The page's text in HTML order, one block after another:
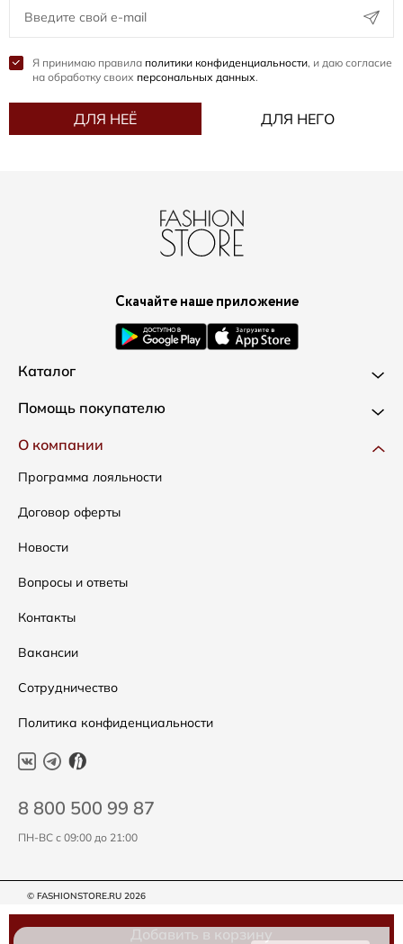
Добавить в корзину
Я принимаю правила политики конфиденциальности, и даю согласие
на обработку своих персональных данных.
ДЛЯ НЕЁ ДЛЯ НЕГО
Скачайте наше приложение
Каталог
Новинки
Одежда
Сумки
Аксессуары
Распродажа
Подарочные сертификаты
Помощь покупателю
Доставка и оплата
Как оформить заказ
Условия возвратов
Таблица размеров
Уход за одеждой
О компании
Программа лояльности
Договор оферты
Новости
Вопросы и ответы
Контакты
Вакансии
Сотрудничество
Политика конфиденциальности
8 800 500 99 87
ПН-ВС с 09:00 до 21:00
© FASHIONSTORE.RU 2026